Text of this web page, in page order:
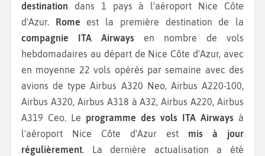
destination dans 1 pays à l'aéroport Nice Côte
d'Azur.
Rome est la première destination de la
compagnie ITA Airways en nombre de vols
hebdomadaires au départ de Nice Côte d'Azur, avec
en moyenne 22 vols opérés par semaine avec des
avions de type Airbus A320 Neo, Airbus A220-100,
Airbus A320, Airbus A318 à A32, Airbus A220, Airbus
A319 Ceo.
Le programme des vols ITA Airways à
l'aéroport Nice Côte d'Azur est mis à jour
régulièrement. La dernière actualisation a été